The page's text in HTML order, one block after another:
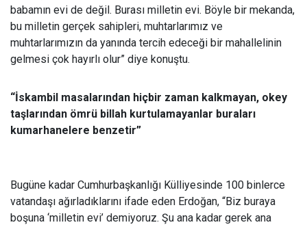
babamın evi de değil. Burası milletin evi. Böyle bir mekanda,
bu milletin gerçek sahipleri, muhtarlarımız ve
muhtarlarımızın da yanında tercih edeceği bir mahallelinin
gelmesi çok hayırlı olur” diye konuştu.
“İskambil masalarından hiçbir zaman kalkmayan, okey
taşlarından ömrü billah kurtulamayanlar buraları
kumarhanelere benzetir”
Bugüne kadar Cumhurbaşkanlığı Külliyesinde 100 binlerce
vatandaşı ağırladıklarını ifade eden Erdoğan, “Biz buraya
boşuna ‘milletin evi’ demiyoruz. Şu ana kadar gerek ana